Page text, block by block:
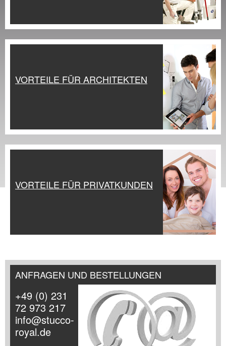
VORTEILE FÜR ARCHITEKTEN
VORTEILE FÜR PRIVATKUNDEN
ANFRAGEN UND BESTELLUNGEN
+49 (0) 231
72 973 217
info@stucco-
royal.de